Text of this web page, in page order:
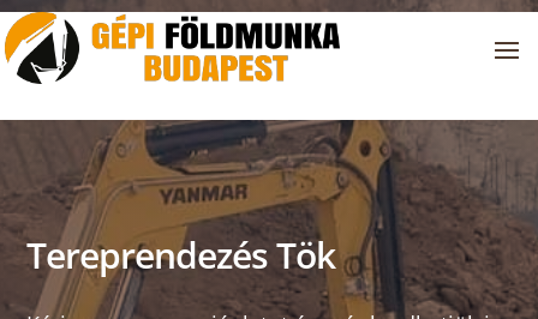
Tereprendezés Tök